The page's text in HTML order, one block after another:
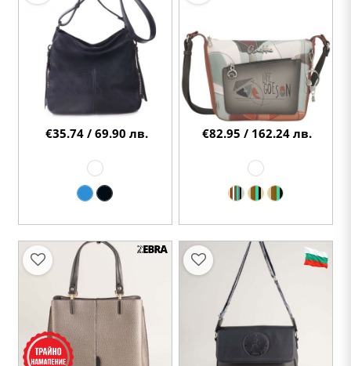
€35.74 / 69.90 лв. €82.95 / 162.24 лв.